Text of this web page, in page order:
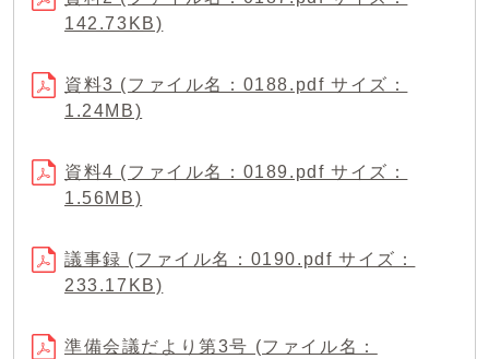
142.73KB)
資料3 (ファイル名：0188.pdf サイズ：
1.24MB)
資料4 (ファイル名：0189.pdf サイズ：
1.56MB)
議事録 (ファイル名：0190.pdf サイズ：
233.17KB)
準備会議だより第3号 (ファイル名：